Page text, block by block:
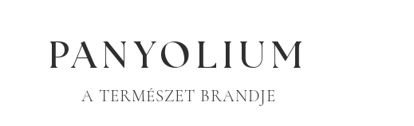
PANYOLIUM
A TERMÉSZET BRANDJE